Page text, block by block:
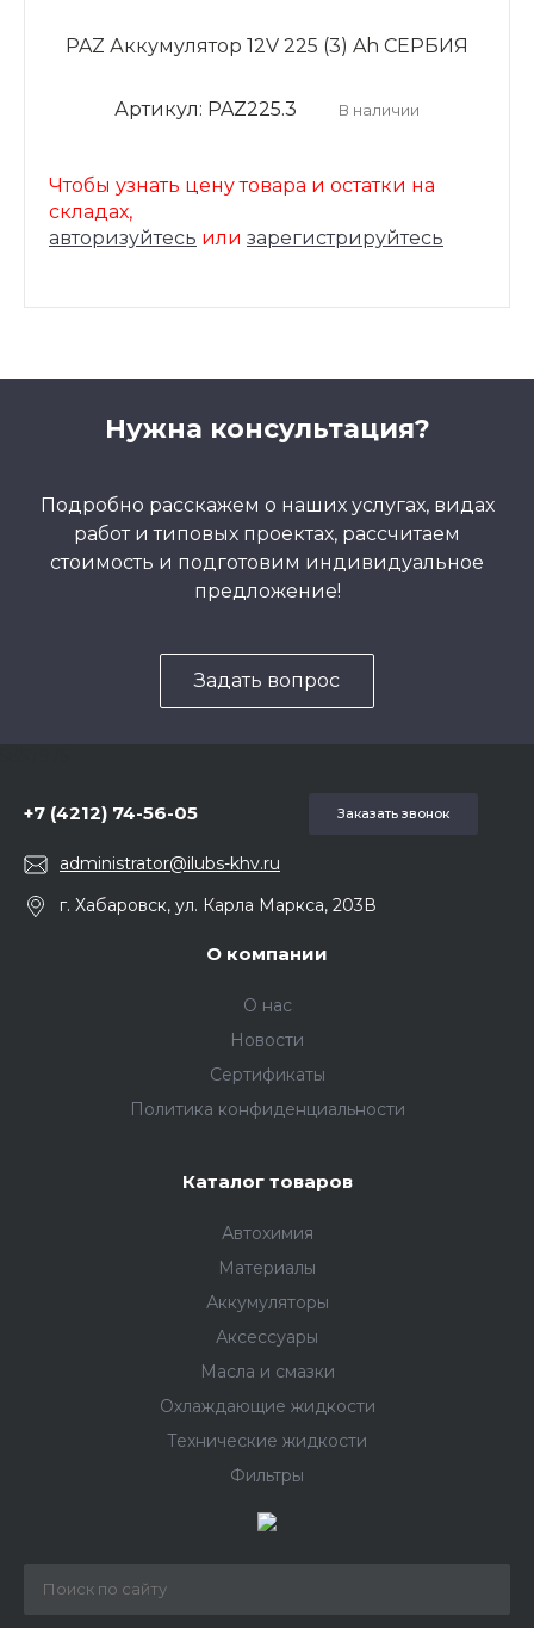
PAZ Аккумулятор 12V 225 (3) Ah СЕРБИЯ
Артикул: PAZ225.3 В наличии
Чтобы узнать цену товара и остатки на
складах,
авторизуйтесь или зарегистрируйтесь
Нужна консультация?
Подробно расскажем о наших услугах, видах
работ и типовых проектах, рассчитаем
стоимость и подготовим индивидуальное
предложение!
Задать вопрос
+7 (4212) 74-56-05 Заказать звонок
administrator@ilubs-khv.ru
г. Хабаровск, ул. Карла Маркса, 203В
О компании
О нас
Новости
Сертификаты
Политика конфиденциальности
Каталог товаров
Автохимия
Материалы
Аккумуляторы
Аксессуары
Масла и смазки
Охлаждающие жидкости
Технические жидкости
Фильтры